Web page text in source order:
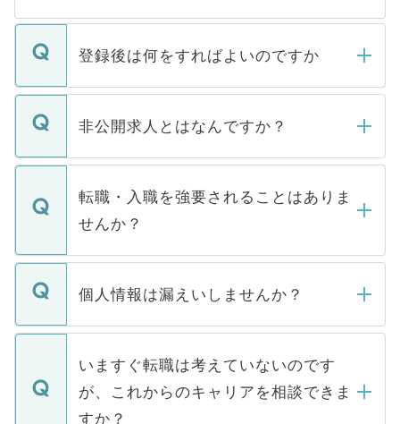
登録後は何をすればよいのですか
ご登録いただきましたら、弊社担当者がご
登録内容を確認し、その後メールもしくは
ます。通常、5営業日以内にはご連絡をせて
いただきますので、しばらくお待ちくださ
い。
非公開求人とはなんですか？
マイナビDOCTORで取り扱っている求人の
うち約3割は、Webサイトからご覧いただ
けない「非公開求人」です。非公開求人は
下記の理由によって、一般には公開してい
ません。
■応募殺到を避けるため 人気のある医療機
関を公にしてしまうと、応募が殺到する場
に、医療機関が求める条件に合った人材の
みを人材紹介会社に依頼するケースが増え
ています。
転職・入職を強要されることはありま
せんか？
転職・入職を強要することは一切ありませ
ん。また、仮に応募先から内定をいただい
定を承諾する必要はありません。内定先へ
の辞退の連絡はキャリアパートナーが行い
ますので、ご安心ください。
個人情報は漏えいしませんか？
個人情報が漏えいすることはありませんの
で、ご安心ください。当サイトからの登録
などで収集したご登録者様の個人情報は、
ご本人のキャリアアップおよび転職活動の
いますぐ転職は考えていないのです
が、これからのキャリアを相談できま
すか？